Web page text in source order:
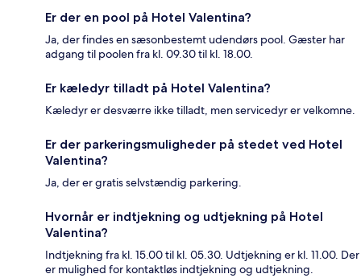
Er der en pool på Hotel Valentina?
Ja, der findes en sæsonbestemt udendørs pool. Gæster har
adgang til poolen fra kl. 09.30 til kl. 18.00.
Er kæledyr tilladt på Hotel Valentina?
Kæledyr er desværre ikke tilladt, men servicedyr er velkomne.
Er der parkeringsmuligheder på stedet ved Hotel
Valentina?
Ja, der er gratis selvstændig parkering.
Hvornår er indtjekning og udtjekning på Hotel
Valentina?
Indtjekning fra kl. 15.00 til kl. 05.30. Udtjekning er kl. 11.00. Der
er mulighed for kontaktløs indtjekning og udtjekning.